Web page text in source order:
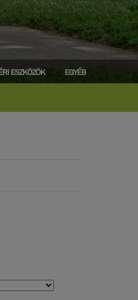
ESZKÖZÖK EGYÉB